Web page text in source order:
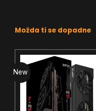
Možda ti se dopadne
New